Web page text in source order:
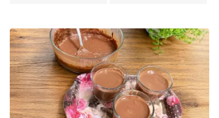
Primi piatti
Antipasti
Contorni
Secondi piatti
Marmellate e
Confetture
Ricette di base
Piatti Freddi
Fritti